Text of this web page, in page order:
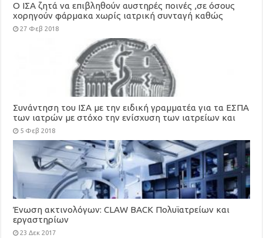
Ο ΙΣΑ ζητά να επιβληθούν αυστηρές ποινές ,σε όσους
χορηγούν φάρμακα χωρίς ιατρική συνταγή καθώς
θέτουν σε σοβαρό κίνδυνο τον ασθενή και τη Δημόσια
27 Φεβ 2018
Συνάντηση του ΙΣΑ με την ειδική γραμματέα για τα ΕΣΠΑ
των ιατρών με στόχο την ενίσχυση των ιατρείων και
πολυιατρείων
5 Φεβ 2018
Ένωση ακτινολόγων: CLAW BACK Πολυϊατρείων και
εργαστηρίων
23 Δεκ 2017